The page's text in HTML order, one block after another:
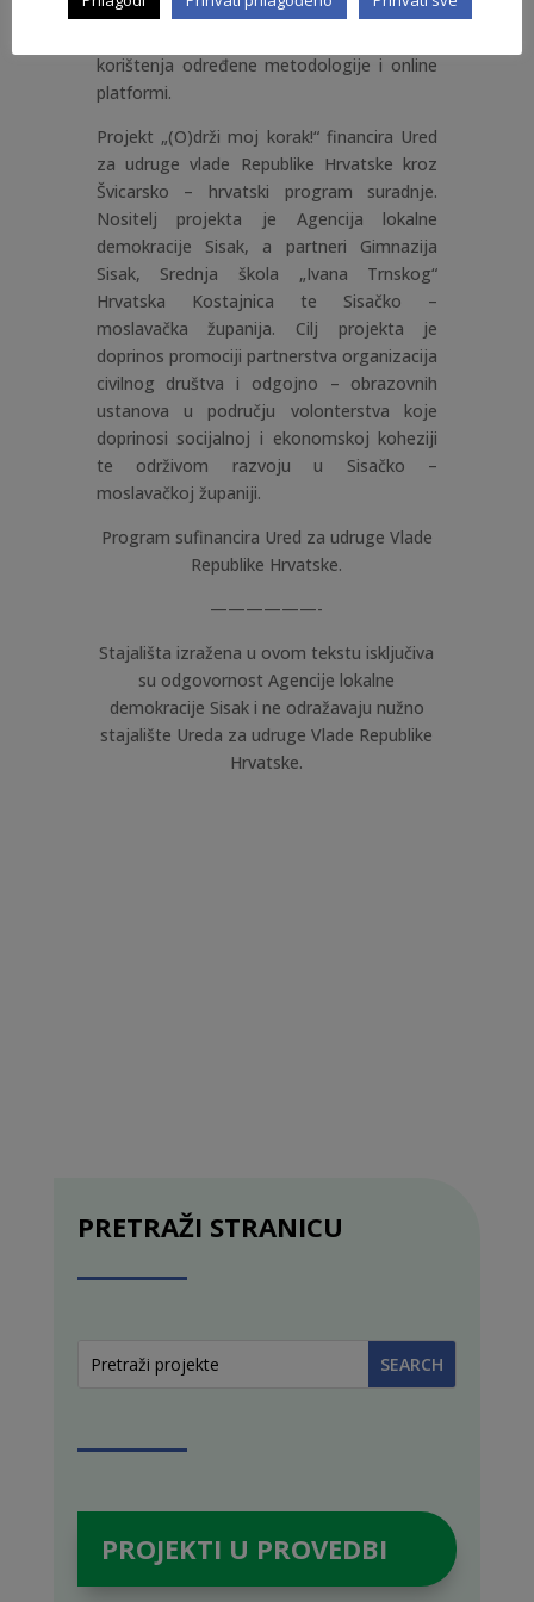
o načinima održavanja i organiziranja
korištenja određene metodologije i online
platformi.
Projekt „(O)drži moj korak!“ financira Ured
za udruge vlade Republike Hrvatske kroz
Švicarsko – hrvatski program suradnje.
Nositelj projekta je Agencija lokalne
demokracije Sisak, a partneri Gimnazija
Sisak, Srednja škola „Ivana Trnskog“
Hrvatska Kostajnica te Sisačko –
moslavačka županija. Cilj projekta je
doprinos promociji partnerstva organizacija
civilnog društva i odgojno – obrazovnih
ustanova u području volonterstva koje
doprinosi socijalnoj i ekonomskoj koheziji
te održivom razvoju u Sisačko –
moslavačkoj županiji.
Program sufinancira Ured za udruge Vlade
Republike Hrvatske.
——————-
Stajališta izražena u ovom tekstu isključiva
su odgovornost Agencije lokalne
demokracije Sisak i ne odražavaju nužno
stajalište Ureda za udruge Vlade Republike
Hrvatske.
PRETRAŽI STRANICU
PROJEKTI U PROVEDBI